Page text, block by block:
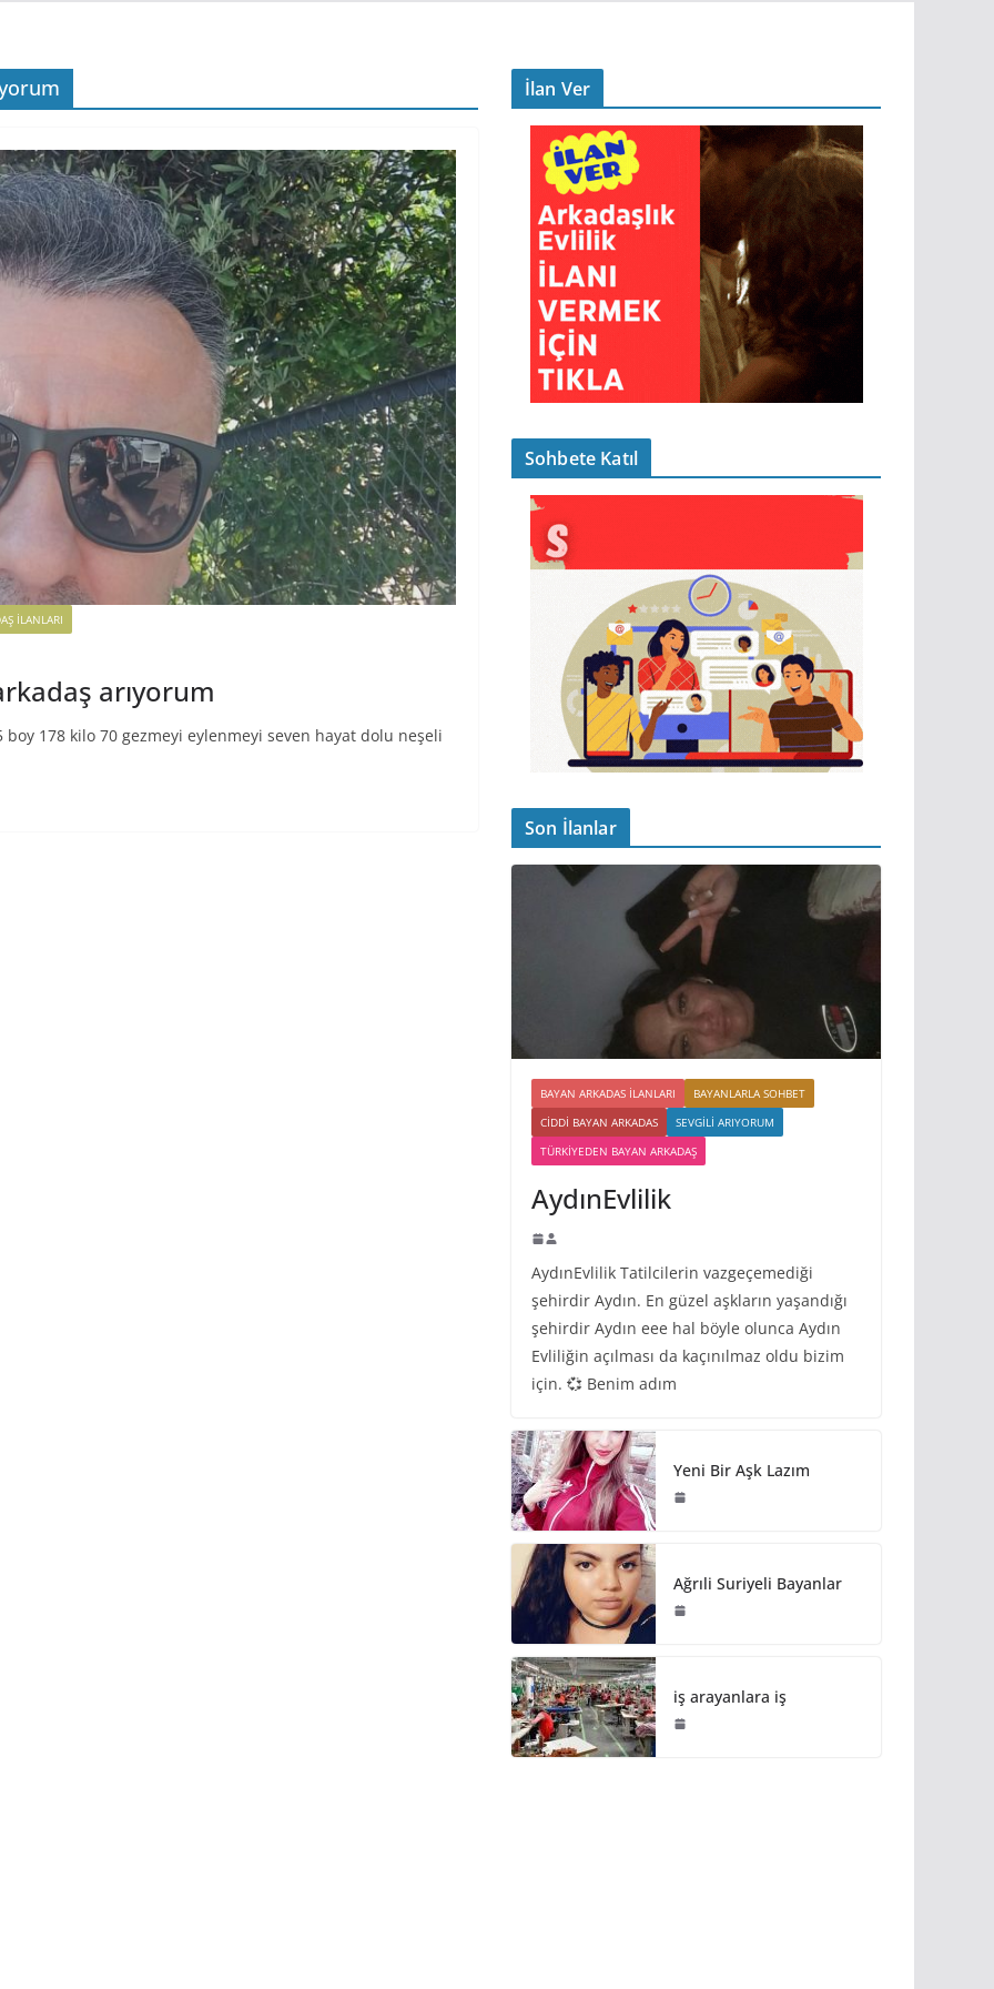
ILANLARI
arıyorum
178 kilo 70 gezmeyi eylenmeyi seven hayat dolu neşeli
İlan Ver
Sohbete Katıl
Son İlanlar
BAYAN ARKADAS ILANLARI
BAYANLARLA SOHBET
CIDDI BAYAN ARKADAS
SEVGILI ARIYORUM
TÜRKIYEDEN BAYAN ARKADAŞ
AydınEvlilik
AydınEvlilik Tatilcilerin vazgeçemediği
şehirdir Aydın. En güzel aşkların yaşandığı
şehirdir Aydın eee hal böyle olunca Aydın
Evliliğin açılması da kaçınılmaz oldu bizim
için. 💞 Benim adım
Yeni Bir Aşk Lazım
Ağrıli Suriyeli Bayanlar
iş arayanlara iş